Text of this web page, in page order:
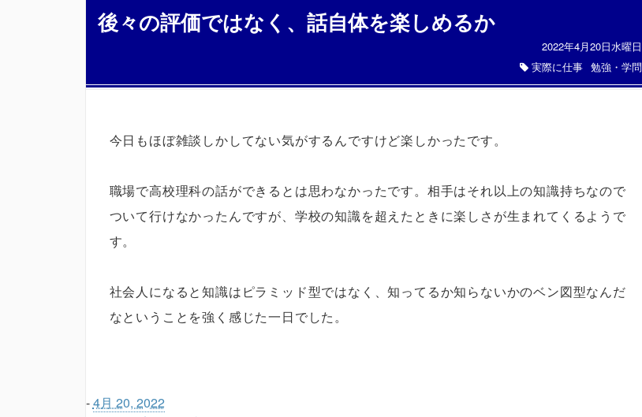
後々の評価ではなく、話自体を楽しめるか
2022年4月20日水曜日
実際に仕事 勉強・学問
今日もほぼ雑談しかしてない気がするんですけど楽しかったです。
職場で高校理科の話ができるとは思わなかったです。相手はそれ以上の知識持ちなので
ついて行けなかったんですが、学校の知識を超えたときに楽しさが生まれてくるようで
す。
社会人になると知識はピラミッド型ではなく、知ってるか知らないかのベン図型なんだ
なということを強く感じた一日でした。
-4月 20, 2022